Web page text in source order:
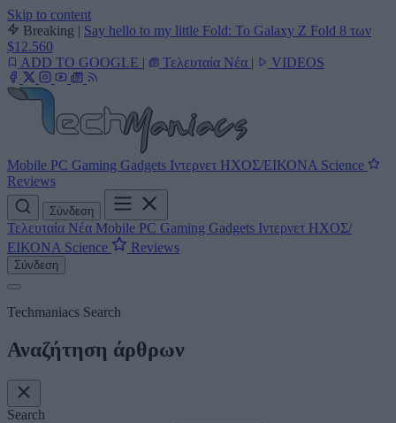
Skip to content
Breaking | Say hello to my little Fold: Το Galaxy Z Fold 8 των
$12.560
ADD TO GOOGLE | Τελευταία Νέα | VIDEOS
Mobile PC Gaming Gadgets Ιντερνετ ΗΧΟΣ/ΕΙΚΟΝΑ Science
Reviews
Σύνδεση
Τελευταία Νέα Mobile PC Gaming Gadgets Ιντερνετ ΗΧΟΣ/
ΕΙΚΟΝΑ Science Reviews
Σύνδεση
Techmaniacs Search
Αναζήτηση άρθρων
Search